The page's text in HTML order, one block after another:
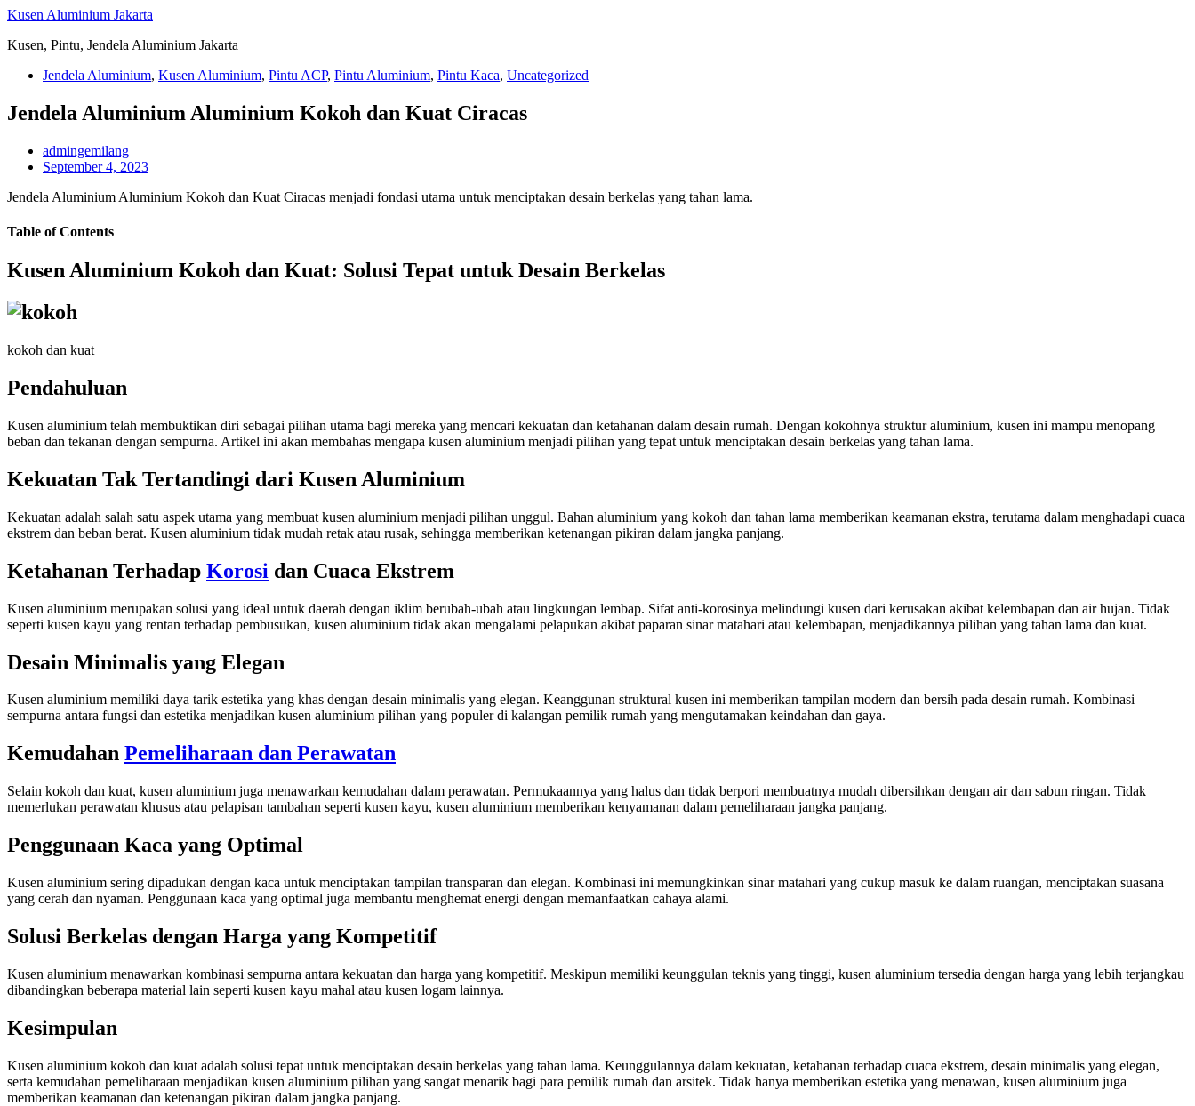
Skip
content
Kusen Aluminium Jakarta
Kusen, Pintu, Jendela Aluminium Jakarta
Jendela Aluminium, Kusen Aluminium, Pintu ACP, Pintu Aluminium, Pintu Kaca, Uncategorized
Jendela Aluminium Aluminium Kokoh dan Kuat Ciracas
admingemilang
September 4, 2023
Jendela Aluminium Aluminium Kokoh dan Kuat Ciracas menjadi fondasi utama untuk menciptakan desain berkelas yang tahan lama.
Table of Contents
Kusen Aluminium Kokoh dan Kuat: Solusi Tepat untuk Desain Berkelas
kokoh dan kuat
Pendahuluan
Kusen aluminium telah membuktikan diri sebagai pilihan utama bagi mereka yang mencari kekuatan dan ketahanan dalam desain rumah. Dengan kokohnya struktur aluminium, kusen ini mampu menopang
beban dan tekanan dengan sempurna. Artikel ini akan membahas mengapa kusen aluminium menjadi pilihan yang tepat untuk menciptakan desain berkelas yang tahan lama.
Kekuatan Tak Tertandingi dari Kusen Aluminium
Kekuatan adalah salah satu aspek utama yang membuat kusen aluminium menjadi pilihan unggul. Bahan aluminium yang kokoh dan tahan lama memberikan keamanan ekstra, terutama dalam menghadapi cuaca
ekstrem dan beban berat. Kusen aluminium tidak mudah retak atau rusak, sehingga memberikan ketenangan pikiran dalam jangka panjang.
Ketahanan Terhadap Korosi dan Cuaca Ekstrem
Kusen aluminium merupakan solusi yang ideal untuk daerah dengan iklim berubah-ubah atau lingkungan lembap. Sifat anti-korosinya melindungi kusen dari kerusakan akibat kelembapan dan air hujan. Tidak
seperti kusen kayu yang rentan terhadap pembusukan, kusen aluminium tidak akan mengalami pelapukan akibat paparan sinar matahari atau kelembapan, menjadikannya pilihan yang tahan lama dan kuat.
Desain Minimalis yang Elegan
Kusen aluminium memiliki daya tarik estetika yang khas dengan desain minimalis yang elegan. Keanggunan struktural kusen ini memberikan tampilan modern dan bersih pada desain rumah. Kombinasi
sempurna antara fungsi dan estetika menjadikan kusen aluminium pilihan yang populer di kalangan pemilik rumah yang mengutamakan keindahan dan gaya.
Kemudahan Pemeliharaan dan Perawatan
Selain kokoh dan kuat, kusen aluminium juga menawarkan kemudahan dalam perawatan. Permukaannya yang halus dan tidak berpori membuatnya mudah dibersihkan dengan air dan sabun ringan. Tidak
memerlukan perawatan khusus atau pelapisan tambahan seperti kusen kayu, kusen aluminium memberikan kenyamanan dalam pemeliharaan jangka panjang.
Penggunaan Kaca yang Optimal
Kusen aluminium sering dipadukan dengan kaca untuk menciptakan tampilan transparan dan elegan. Kombinasi ini memungkinkan sinar matahari yang cukup masuk ke dalam ruangan, menciptakan suasana
yang cerah dan nyaman. Penggunaan kaca yang optimal juga membantu menghemat energi dengan memanfaatkan cahaya alami.
Solusi Berkelas dengan Harga yang Kompetitif
Kusen aluminium menawarkan kombinasi sempurna antara kekuatan dan harga yang kompetitif. Meskipun memiliki keunggulan teknis yang tinggi, kusen aluminium tersedia dengan harga yang lebih terjangkau
dibandingkan beberapa material lain seperti kusen kayu mahal atau kusen logam lainnya.
Kesimpulan
Kusen aluminium kokoh dan kuat adalah solusi tepat untuk menciptakan desain berkelas yang tahan lama. Keunggulannya dalam kekuatan, ketahanan terhadap cuaca ekstrem, desain minimalis yang elegan,
serta kemudahan pemeliharaan menjadikan kusen aluminium pilihan yang sangat menarik bagi para pemilik rumah dan arsitek. Tidak hanya memberikan estetika yang menawan, kusen aluminium juga
memberikan keamanan dan ketenangan pikiran dalam jangka panjang.